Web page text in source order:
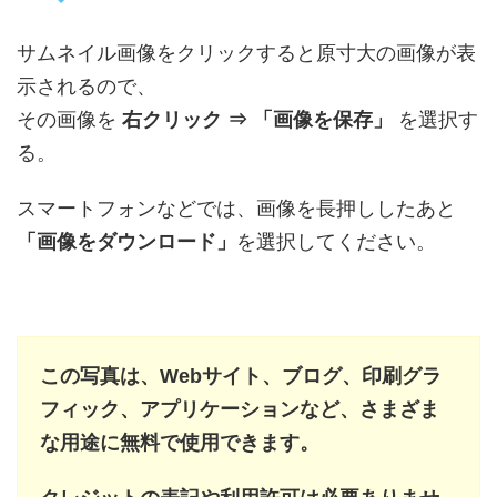
サムネイル画像をクリックすると原寸大の画像が表
示されるので、
その画像を 右クリック ⇒ 「画像を保存」
を選択す
る。
スマートフォンなどでは、画像を長押ししたあと
「画像をダウンロード」 を選択してください。
この写真は、Webサイト、ブログ、印刷グラ
フィック、アプリケーションなど、さまざま
な用途に無料で使用できます。